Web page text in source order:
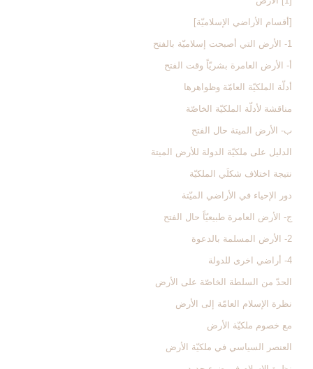
[أقسام الأراضي الإسلاميّة]
1- الأرض التي أصبحت إسلاميّة بالفتح‏
أ- الأرض العامرة بشريّاً وقت الفتح
أدلّة الملكيّة العامّة وظواهرها
مناقشة لأدلّة الملكيّة الخاصّة
ب- الأرض الميتة حال الفتح
الدليل على ملكيّة الدولة للأرض الميتة
نتيجة اختلاف شكلَي الملكيّة
دور الإحياء في الأراضي الميّتة
ج- الأرض العامرة طبيعيّاً حال الفتح
2- الأرض المسلمة بالدعوة
4- أراضي اخرى للدولة
الحدّ من السلطة الخاصّة على الأرض
نظرة الإسلام العامّة إلى الأرض‏
مع خصوم ملكيّة الأرض
العنصر السياسي في ملكيّة الأرض